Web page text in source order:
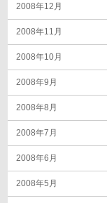
2008年12月
2008年11月
2008年10月
2008年9月
2008年8月
2008年7月
2008年6月
2008年5月